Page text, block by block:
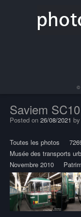
©
Saviem
Posted on 26/08/2021 by
Toutes les photos
Musée des transports
Novembre 2010